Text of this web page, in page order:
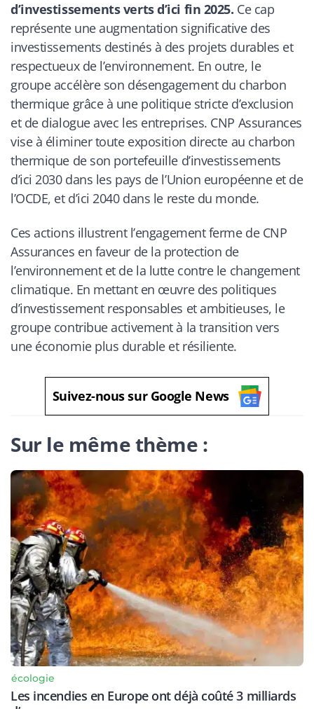
d’investissements verts d’ici fin 2025. Ce cap
représente une augmentation significative des
investissements destinés à des projets durables et
respectueux de l’environnement. En outre, le
groupe accélère son désengagement du charbon
thermique grâce à une politique stricte d’exclusion
et de dialogue avec les entreprises. CNP Assurances
vise à éliminer toute exposition directe au charbon
thermique de son portefeuille d’investissements
d’ici 2030 dans les pays de l’Union européenne et de
l’OCDE, et d’ici 2040 dans le reste du monde.
Ces actions illustrent l’engagement ferme de CNP
Assurances en faveur de la protection de
l’environnement et de la lutte contre le changement
climatique. En mettant en œuvre des politiques
d’investissement responsables et ambitieuses, le
groupe contribue activement à la transition vers
une économie plus durable et résiliente.
Suivez-nous sur Google News
Sur le même thème :
écologie
Les incendies en Europe ont déjà coûté 3 milliards